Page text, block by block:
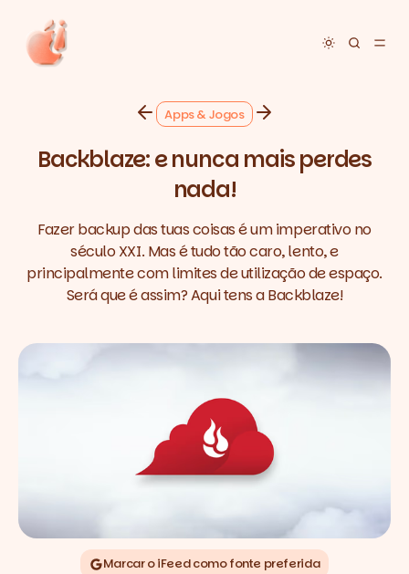
Toggle
Apps & Jogos
Backblaze: e nunca mais perdes
nada!
Fazer backup das tuas coisas é um imperativo no
século XXI. Mas é tudo tão caro, lento, e
principalmente com limites de utilização de espaço.
Será que é assim? Aqui tens a Backblaze!
Marcar o iFeed como fonte preferida